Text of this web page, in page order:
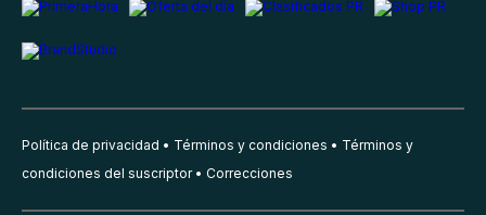
Política de privacidad Términos y condiciones
Términos y
condiciones del suscriptor
Correcciones